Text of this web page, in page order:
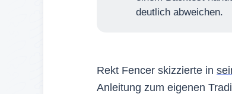
deutlich abweichen.
Rekt Fencer skizzierte in
Anleitung zum eigenen